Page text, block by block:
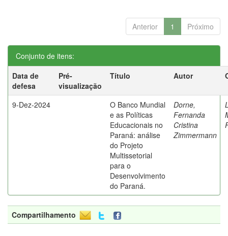
Anterior 1 Próximo
Conjunto de itens:
Data de
defesa
Pré-
visualização
Título Autor
9-Dez-2024
O Banco Mundial
e as Políticas
Educacionais no
Paraná: análise
do Projeto
Multissetorial
para o
Desenvolvimento
do Paraná.
Dorne,
Fernanda
Cristina
Zimmermann
Compartilhamento